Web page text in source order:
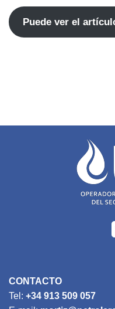
Puede ver el
CONTACTO
Tel: +34 913 509 057